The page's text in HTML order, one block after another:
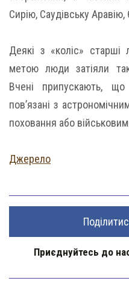
Сирію, Саудівську
Деякі з «коліс» старші
метою люди затіяли
Вчені припускають, що
пов’язані з
поховання або
Джерело
Приєднуйтесь до